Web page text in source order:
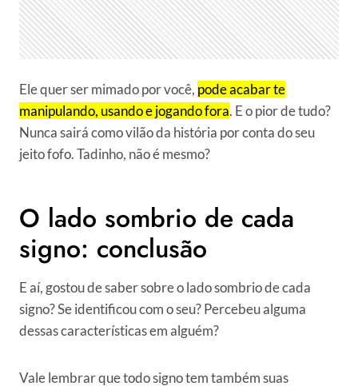
Ele quer ser mimado por você, pode acabar te
manipulando, usando e jogando fora. E o pior de tudo?
Nunca sairá como vilão da história por conta do seu
jeito fofo. Tadinho, não é mesmo?
O lado sombrio de cada
signo: conclusão
E aí, gostou de saber sobre o lado sombrio de cada
signo? Se identificou com o seu? Percebeu alguma
dessas características em alguém?
Vale lembrar que todo signo tem também suas